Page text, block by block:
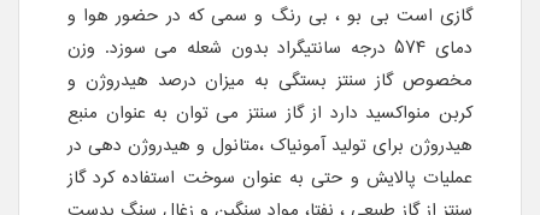
گازی است بی بو ، بی رنگ و سمی که در حضور هوا و
دمای ۵۷۴ درجه سانتیگراد بدون شعله می سوزد. وزن
مخصوص گاز سنتز بستگی به میزان درصد هیدروژن و
کربن منواکسید دارد از گاز سنتز می توان به عنوان منبع
هیدروژن برای تولید آمونیاک ،متانول و هیدروژن دهی در
عملیات پالایش و حتی به عنوان سوخت استفاده کرد گاز